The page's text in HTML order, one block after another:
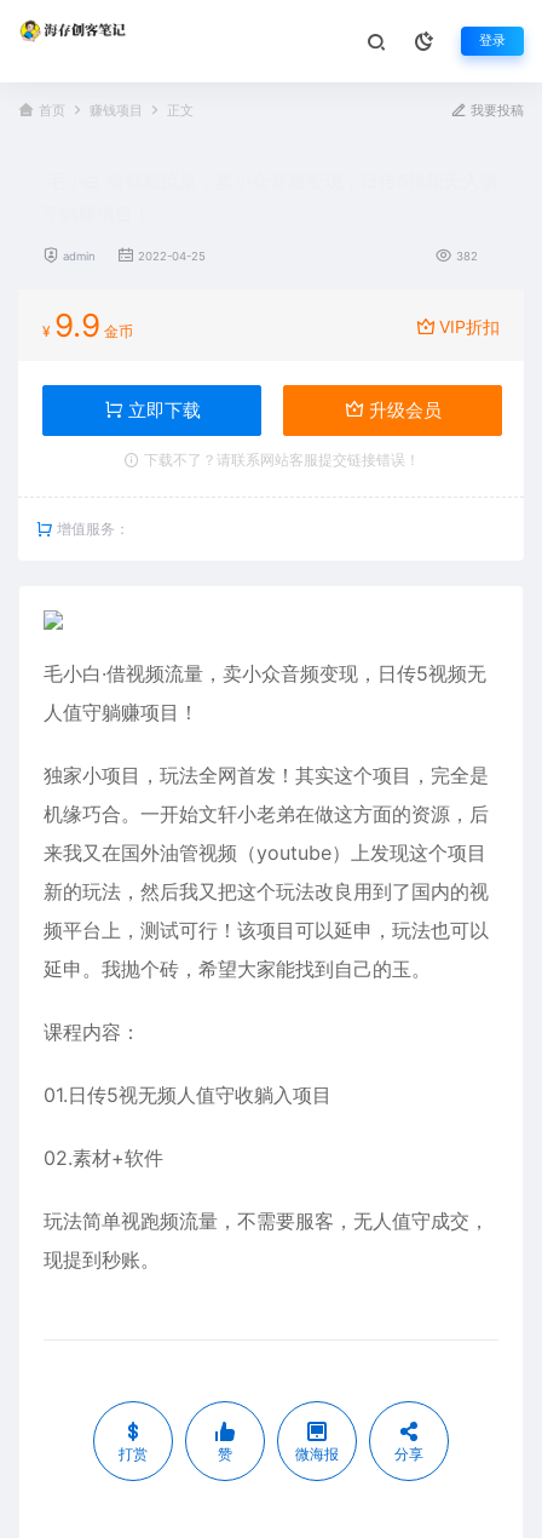
登录
首页 赚钱项目 正文 我要投稿
admin 2022-04-25 382
¥ 9.9 金币 VIP折扣
立即下载 升级会员
下载不了？请联系网站客服提交链接错误！
增值服务：
毛小白·借视频流量，卖小众音频变现，日传5视频无
人值守躺赚项目！
独家小项目，玩法全网首发！其实这个项目，完全是
机缘巧合。一开始文轩小老弟在做这方面的资源，后
来我又在国外油管视频（youtube）上发现这个项目
新的玩法，然后我又把这个玩法改良用到了国内的视
频平台上，测试可行！该项目可以延申，玩法也可以
延申。我抛个砖，希望大家能找到自己的玉。
课程内容：
01.日传5视无频‬人值守收躺‬入项目
02.素材+软件‬
玩法简单视跑频‬流量，不需要服客‬，无人值守成交，
现提‬到秒‬账。
打赏 赞 微海报 分享